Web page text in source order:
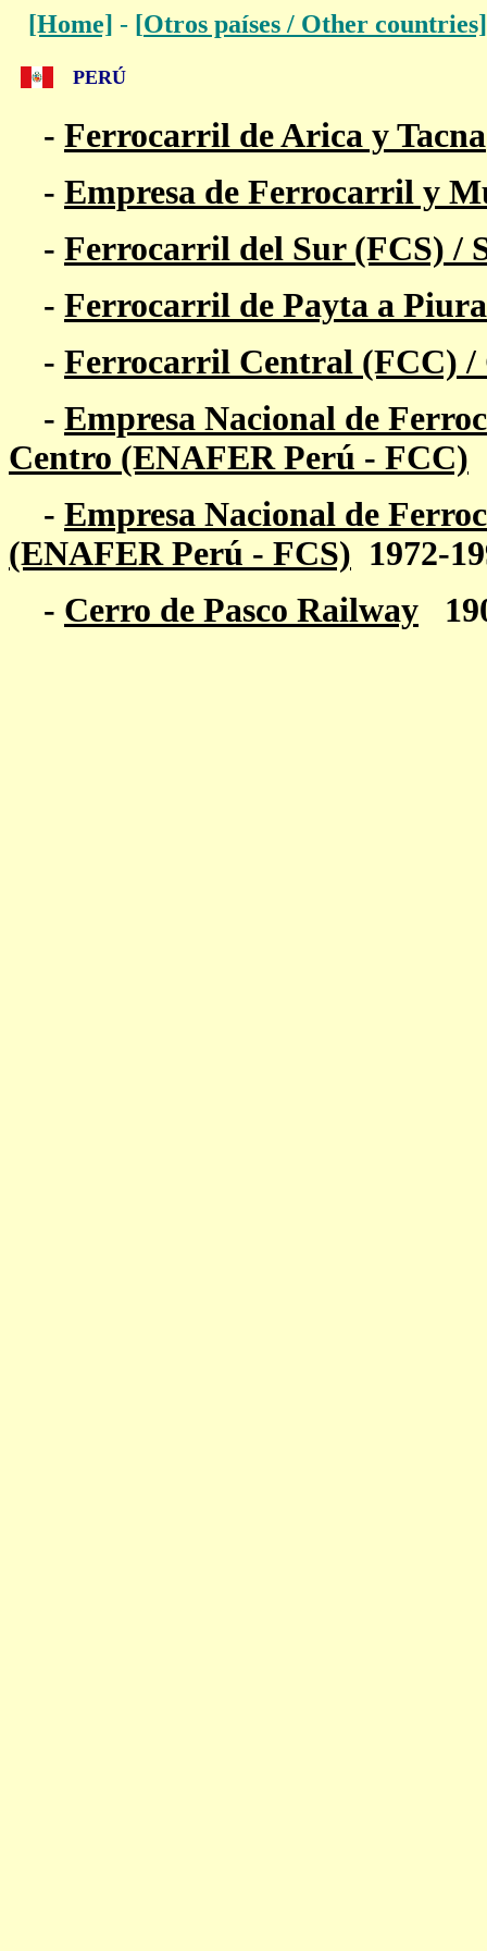
[Home] - [Otros países / Other countries]
PERÚ
- Ferrocarril de Arica y Tacna
- Empresa de Ferrocarril y
- Ferrocarril del Sur (FCS) /
- Ferrocarril de Payta a Piura
- Ferrocarril Central (FCC) /
- Empresa Nacional de
Centro (ENAFER Perú - FCC)
- Empresa Nacional de
(ENAFER Perú - FCS) 1972-
- Cerro de Pasco Railway